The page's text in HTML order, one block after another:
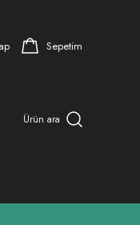
Sepetim
Ürün ara